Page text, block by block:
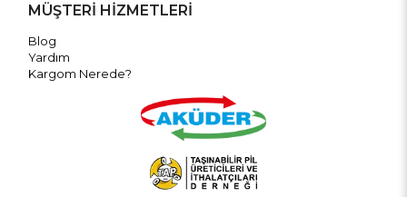
MÜŞTERİ HİZMETLERİ
Blog
Yardım
Kargom Nerede?